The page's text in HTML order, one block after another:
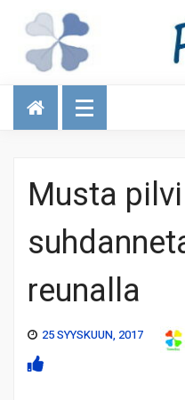
Talous
Musta
reunalla
25 SYYSKUUN, 2017